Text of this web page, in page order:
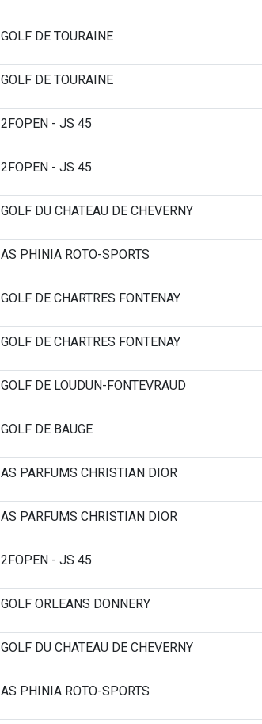
GOLF DE TOURAINE
GOLF DE TOURAINE
2FOPEN - JS 45
2FOPEN - JS 45
GOLF DU CHATEAU DE CHEVERNY
AS PHINIA ROTO-SPORTS
GOLF DE CHARTRES FONTENAY
GOLF DE CHARTRES FONTENAY
GOLF DE LOUDUN-FONTEVRAUD
GOLF DE BAUGE
AS PARFUMS CHRISTIAN DIOR
AS PARFUMS CHRISTIAN DIOR
2FOPEN - JS 45
GOLF ORLEANS DONNERY
GOLF DU CHATEAU DE CHEVERNY
AS PHINIA ROTO-SPORTS